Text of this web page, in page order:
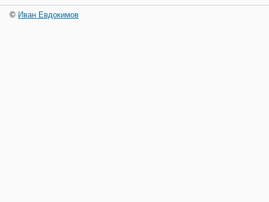
© Иван Евдокимов